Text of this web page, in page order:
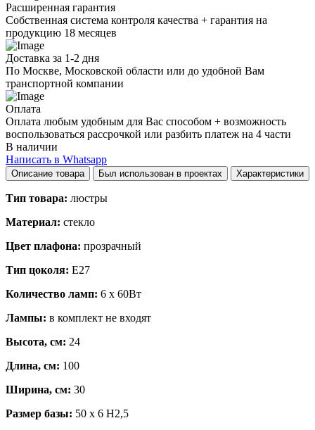
Расширенная гарантия
Собственная система контроля качества + гарантия на
продукцию 18 месяцев
Доставка за 1-2 дня
По Москве, Московской области или до удобной Вам
транспортной компании
Оплата
Оплата любым удобным для Вас способом + возможность
воспользоваться рассрочкой или разбить платеж на 4 части
В наличии
Написать в Whatsapp
Описание товара Был использован в проектах Характеристики
Тип товара: люстры
Материал: стекло
Цвет плафона: прозрачный
Тип цоколя: E27
Количество ламп: 6 х 60Вт
Лампы: в комплект не входят
Высота, см: 24
Длина, см: 100
Ширина, см: 30
Размер базы: 50 x 6 H2,5